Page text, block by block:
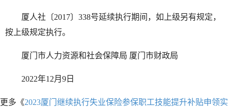
厦人社〔2017〕338号延续执行期间，如上级另有规定，
按上级规定执行。
厦门市人力资源和社会保障局 厦门市财政局
2022年12月9日
更多《2023厦门继续执行失业保险参保职工技能提升补贴申领实